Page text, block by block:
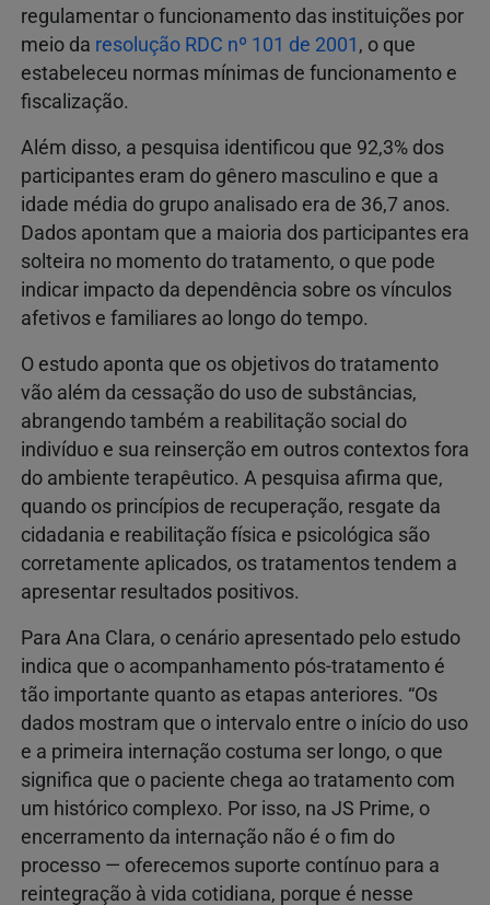
regulamentar o funcionamento das instituições por
meio da resolução RDC nº 101 de 2001 , o que
estabeleceu normas mínimas de funcionamento e
fiscalização.
Além disso, a pesquisa identificou que 92,3% dos
participantes eram do gênero masculino e que a
idade média do grupo analisado era de 36,7 anos.
Dados apontam que a maioria dos participantes era
solteira no momento do tratamento, o que pode
indicar impacto da dependência sobre os vínculos
afetivos e familiares ao longo do tempo.
O estudo aponta que os objetivos do tratamento
vão além da cessação do uso de substâncias,
abrangendo também a reabilitação social do
indivíduo e sua reinserção em outros contextos fora
do ambiente terapêutico. A pesquisa afirma que,
quando os princípios de recuperação, resgate da
cidadania e reabilitação física e psicológica são
corretamente aplicados, os tratamentos tendem a
apresentar resultados positivos.
Para Ana Clara, o cenário apresentado pelo estudo
indica que o acompanhamento pós-tratamento é
tão importante quanto as etapas anteriores. “Os
dados mostram que o intervalo entre o início do uso
e a primeira internação costuma ser longo, o que
significa que o paciente chega ao tratamento com
um histórico complexo. Por isso, na JS Prime, o
encerramento da internação não é o fim do
processo — oferecemos suporte contínuo para a
reintegração à vida cotidiana, porque é nesse